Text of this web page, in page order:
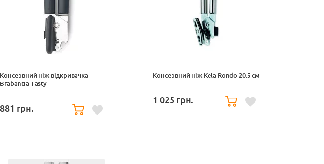
Консервний ніж відкривачка
Brabantia Tasty
881 грн.
Консервний ніж Kela Rondo 20.5 см
1 025 грн.